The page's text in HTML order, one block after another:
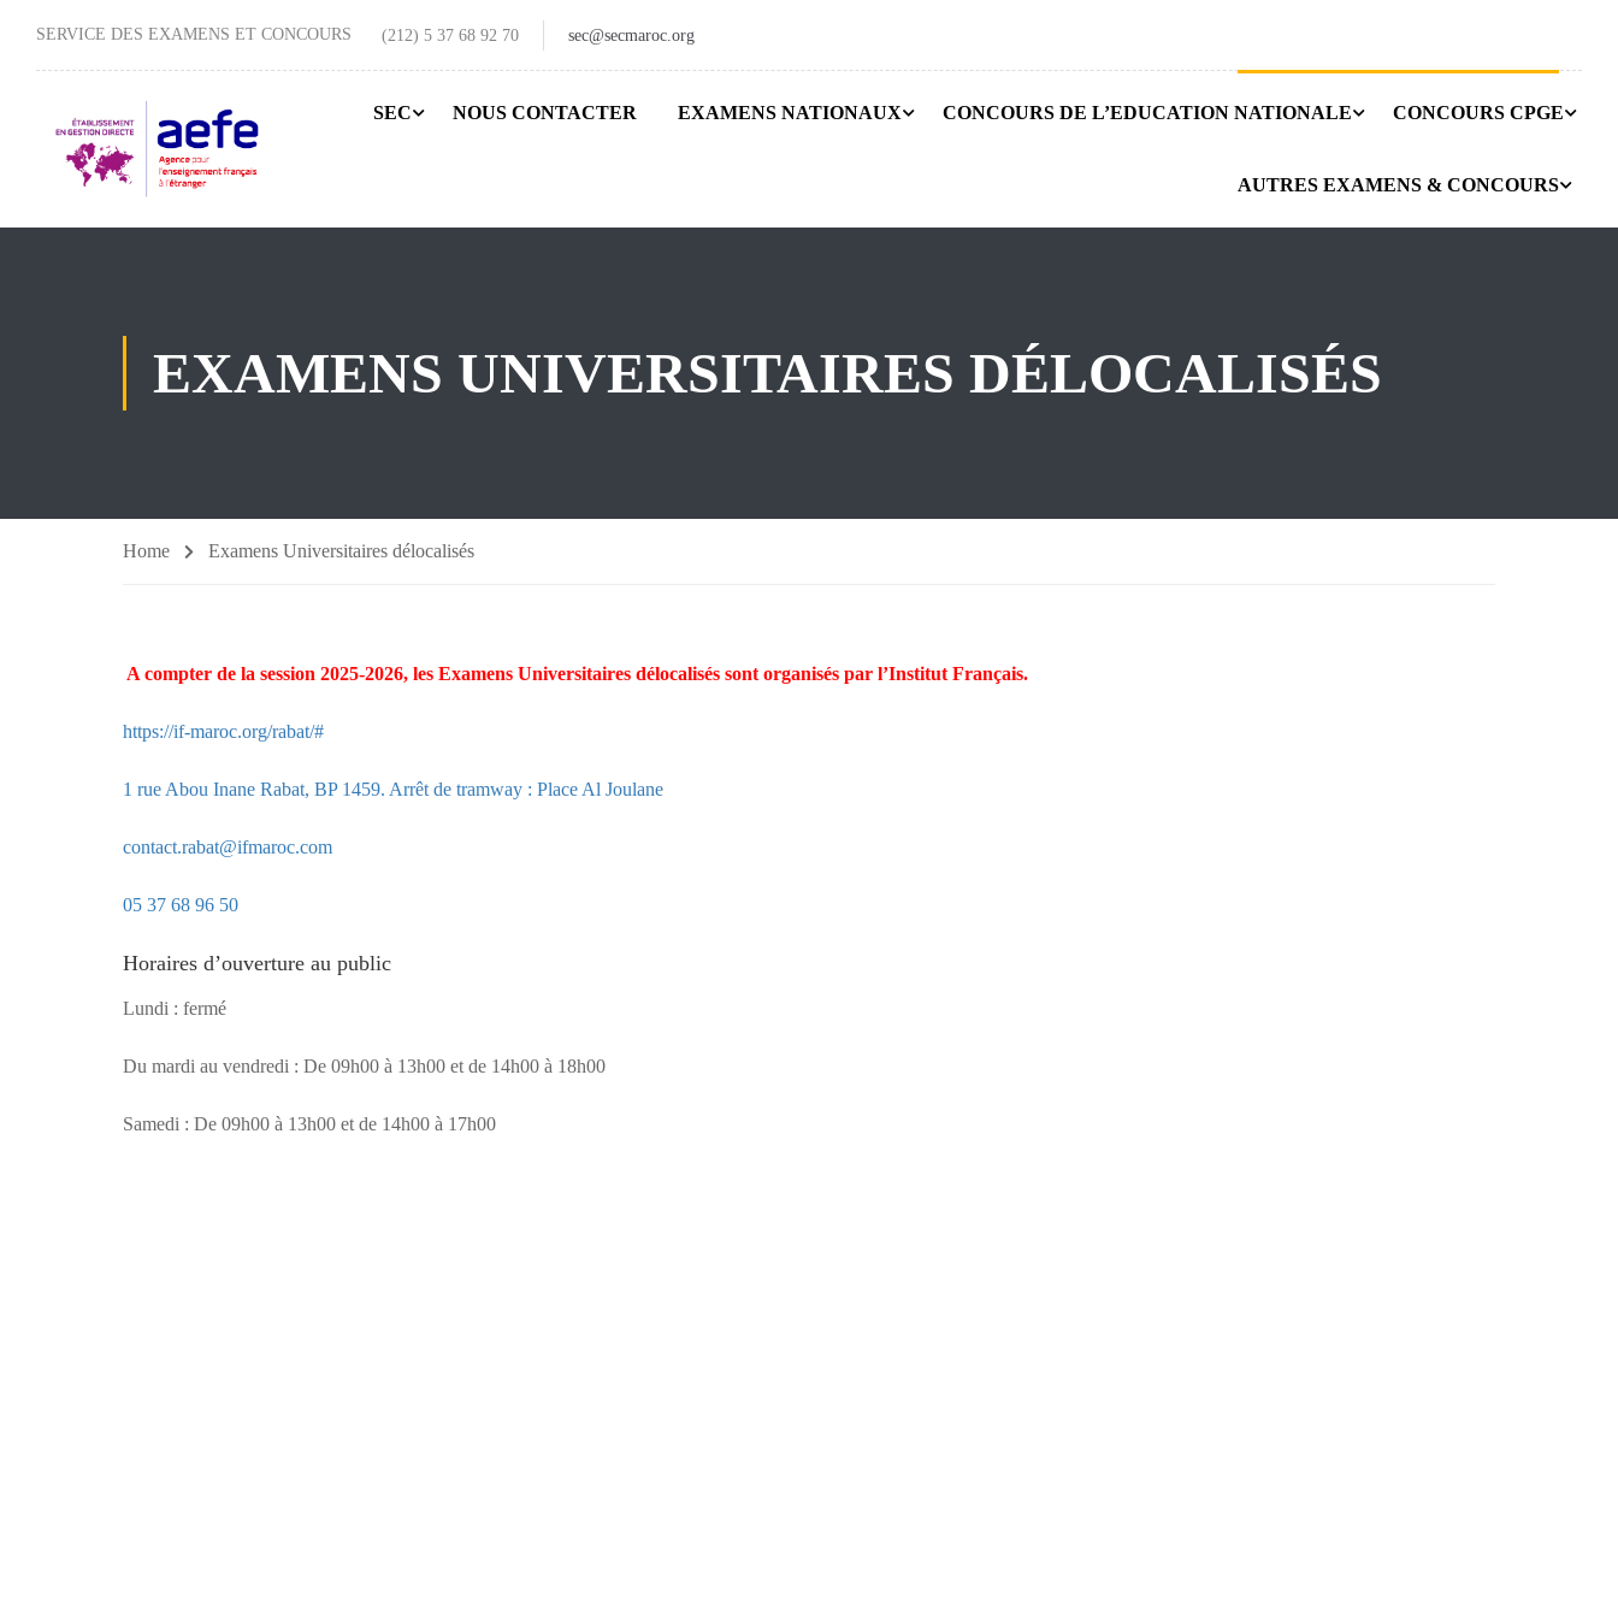
SERVICE DES EXAMENS ET CONCOURS (212) 5 37 68 92 70 sec@secmaroc.org
SEC NOUS CONTACTER EXAMENS NATIONAUX CONCOURS DE L’EDUCATION NATIONALE CONCOURS CPGE
AUTRES EXAMENS & CONCOURS
EXAMENS UNIVERSITAIRES DÉLOCALISÉS
Home Examens Universitaires délocalisés
A compter de la session 2025-2026, les Examens Universitaires délocalisés sont organisés par l’Institut Français.
https://if-maroc.org/rabat/#
1 rue Abou Inane Rabat, BP 1459. Arrêt de tramway : Place Al Joulane
contact.rabat@ifmaroc.com
05 37 68 96 50
Horaires d’ouverture au public
Lundi : fermé
Du mardi au vendredi : De 09h00 à 13h00 et de 14h00 à 18h00
Samedi : De 09h00 à 13h00 et de 14h00 à 17h00